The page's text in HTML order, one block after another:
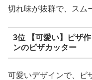
切れ味が抜群で、スム
3位 【可愛い】ピザ
ンのピザカッター
可愛いデザインで、ピ